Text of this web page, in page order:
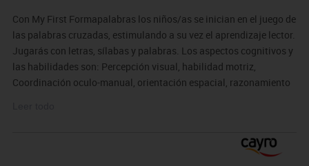
Con My First Formapalabras los niños/as se inician en el juego de
las palabras cruzadas, estimulando a su vez el aprendizaje lector.
Jugarás con letras, sílabas y palabras. Los aspectos cognitivos y
las habilidades son: Percepción visual, habilidad motriz,
Coordinación oculo-manual, orientación espacial, razonamiento
ilustraciones y su tablero es de neopreno antideslizante, por lo